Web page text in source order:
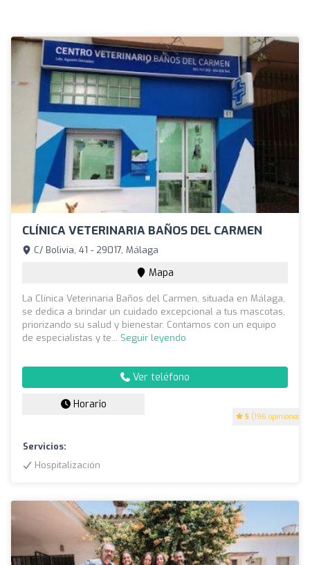
CLÍNICA VETERINARIA BAÑOS DEL CARMEN
5 (196 opiniones)
C/ Bolivia, 41 - 29017, Málaga
Mapa
La Clínica Veterinaria Baños del Carmen, situada en Málaga,
se dedica a brindar un cuidado excepcional a tus mascotas,
priorizando su salud y bienestar. Contamos con un equipo
de especialistas y te... Seguir leyendo
Ver teléfono
Horario
Servicios:
Hospitalización